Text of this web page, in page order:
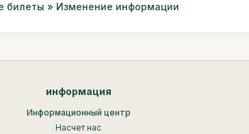
билеты » Изменение информации
информация
Информационный центр
Насчет нас